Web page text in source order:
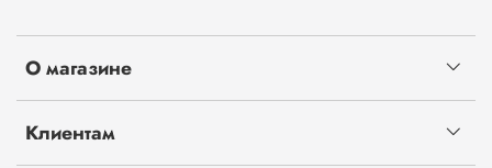
О магазине
Клиентам